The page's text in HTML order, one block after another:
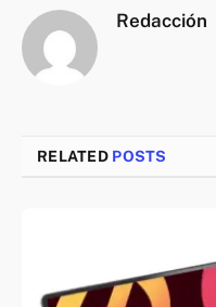
Redacción
RELATED POSTS